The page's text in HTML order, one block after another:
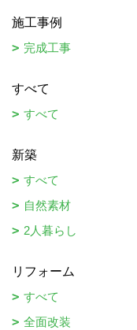
施工事例
完成工事
すべて
すべて
新築
すべて
自然素材
2人暮らし
リフォーム
すべて
全面改装